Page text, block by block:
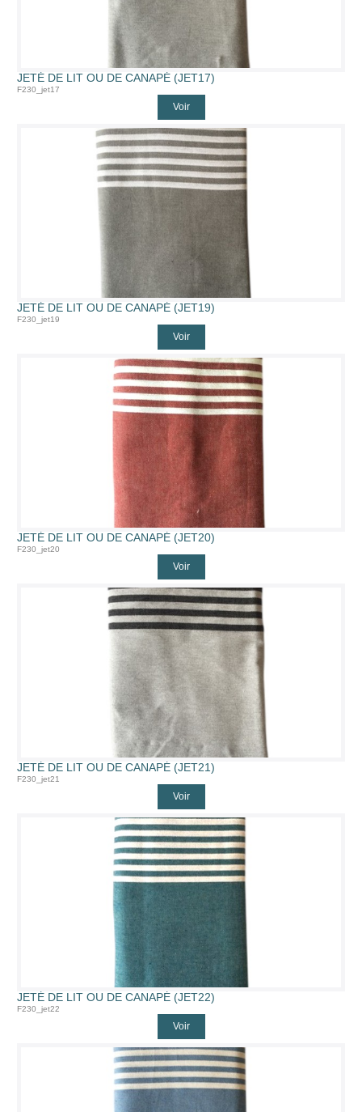
JETÉ DE LIT OU DE CANAPÉ (JET17)
F230_jet17
Voir
JETÉ DE LIT OU DE CANAPÉ (JET19)
F230_jet19
Voir
JETÉ DE LIT OU DE CANAPÉ (JET20)
F230_jet20
Voir
JETÉ DE LIT OU DE CANAPÉ (JET21)
F230_jet21
Voir
JETÉ DE LIT OU DE CANAPÉ (JET22)
F230_jet22
Voir